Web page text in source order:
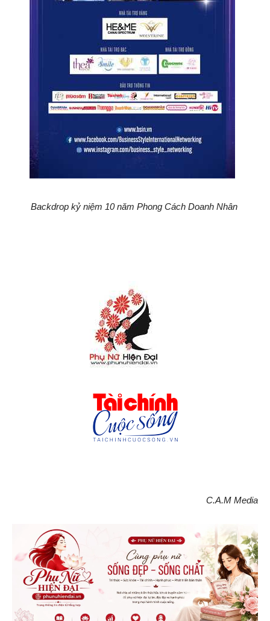
Backdrop kỷ niệm 10 năm Phong Cách Doanh Nhân
C.A.M Media